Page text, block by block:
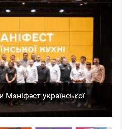
Маніфест української